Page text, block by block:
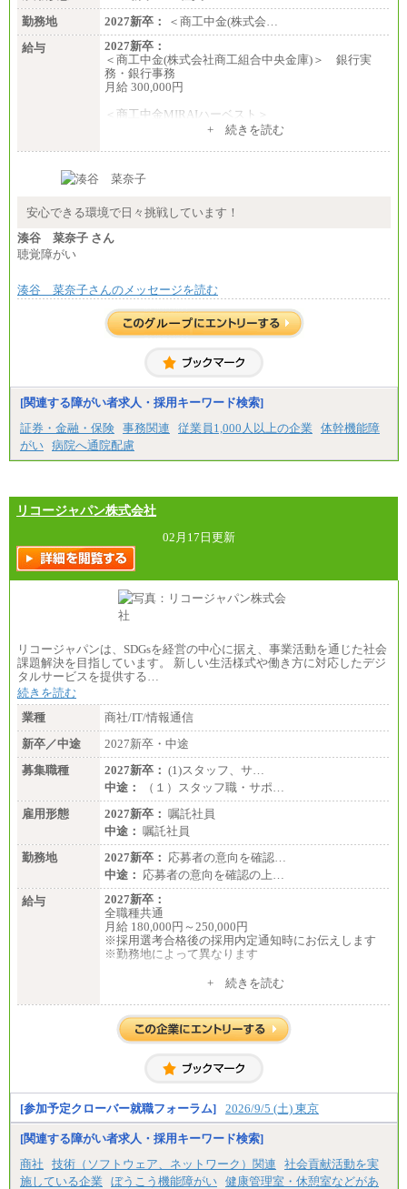
勤務地
2027新卒：
＜商工中金(株式会…
給与
2027新卒：
＜商工中金(株式会社商工組合中央金庫)＞ 銀行実
務・銀行事務
月給 300,000円
＜商工中金MIRAIハーベスト＞
+ 続きを読む
安心できる環境で日々挑戦しています！
湊谷 菜奈子 さん
聴覚障がい
湊谷 菜奈子さんのメッセージを読む
[関連する障がい者求人・採用キーワード検索]
証券・金融・保険 事務関連 従業員1,000人以上の企業
体幹機能障
がい 病院へ通院配慮
リコージャパン株式会社
02月17日更新
リコージャパンは、SDGsを経営の中心に据え、事業活動を通じた社会
課題解決を目指しています。 新しい生活様式や働き方に対応したデジ
タルサービスを提供する…
続きを読む
業種
商社/IT/情報通信
新卒／中途
2027新卒・中途
募集職種
2027新卒： (1)スタッフ、サ…
中途：
（１）スタッフ職・サポ…
雇用形態
2027新卒： 嘱託社員
中途： 嘱託社員
勤務地
2027新卒： 応募者の意向を確認…
中途： 応募者の意向を確認の上…
給与
2027新卒：
全職種共通
月給 180,000円～250,000円
※採用選考合格後の採用内定通知時にお伝えします
※勤務地によって異なります
月給 200,000円～250,000円
入社時の処遇は経験・能力を考慮の上、当社規程に
より決定します。
お伝えします。
+ 続きを読む
[参加予定クローバー就職フォーラム] 2026/9/5 (土) 東京
[関連する障がい者求人・採用キーワード検索]
商社
技術（ソフトウェア、ネットワーク）関連
社会貢献活動を実
施している企業
ぼうこう機能障がい 健康管理室・休憩室などがあ